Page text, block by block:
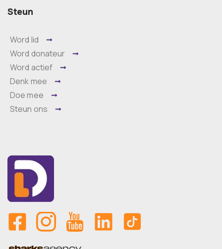
Steun
Word lid
Word donateur
Word actief
Denk mee
Doe mee
Steun ons